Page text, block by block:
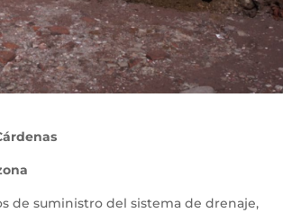
de suministro del sistema de drenaje,